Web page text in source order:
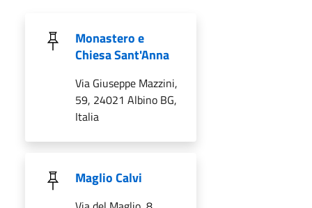
Monastero e
Chiesa Sant'Anna
Via Giuseppe Mazzini,
59, 24021 Albino BG,
Italia
Maglio Calvi